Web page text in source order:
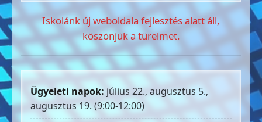
Iskolánk új weboldala fejlesztés alatt áll,
köszönjük a türelmet.
Ügyeleti napok: július 22., augusztus 5.,
augusztus 19. (9:00-12:00)